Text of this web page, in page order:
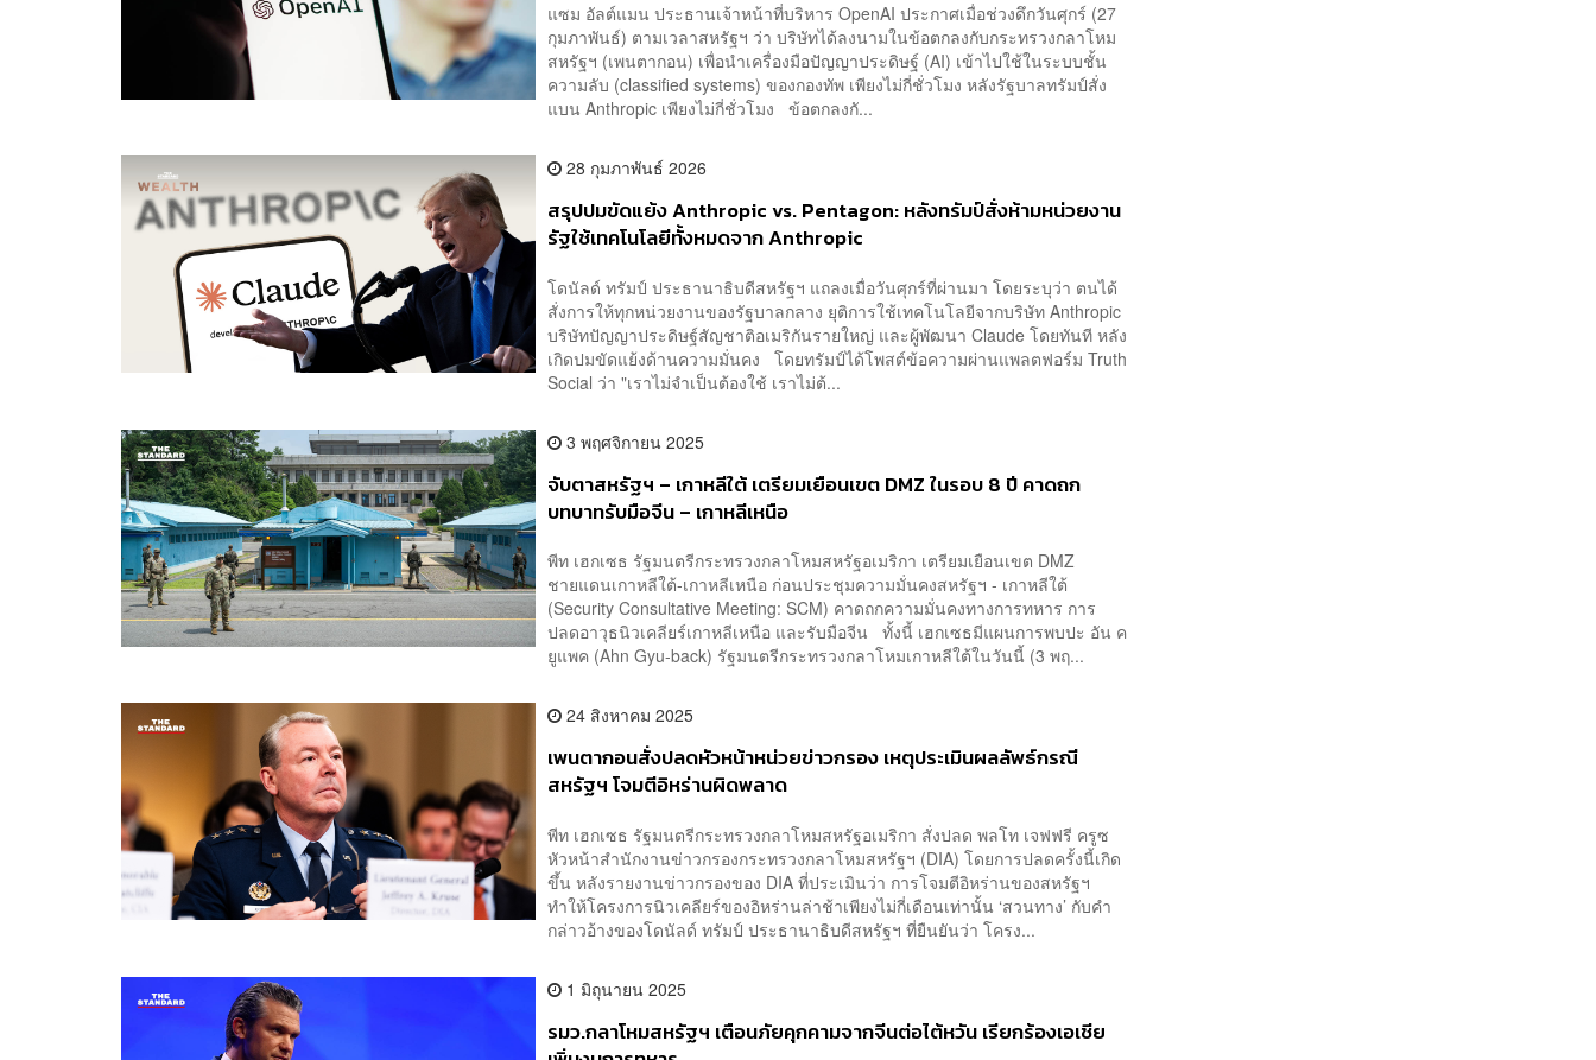
แซม อัลต์แมน ประธานเจ้าหน้าที่บริหาร OpenAI ประกาศเมื่อช่วงดึกวันศุกร์ (27
กุมภาพันธ์) ตามเวลาสหรัฐฯ ว่า บริษัทได้ลงนามในข้อตกลงกับกระทรวงกลาโหม
สหรัฐฯ (เพนตากอน) เพื่อนำเครื่องมือปัญญาประดิษฐ์ (AI) เข้าไปใช้ในระบบชั้น
ความลับ (classified systems) ของกองทัพ เพียงไม่กี่ชั่วโมง หลังรัฐบาลทรัมป์สั่ง
แบน Anthropic เพียงไม่กี่ชั่วโมง ข้อตกลงกั...
28 กุมภาพันธ์ 2026
สรุปปมขัดแย้ง Anthropic vs. Pentagon: หลังทรัมป์สั่งห้ามหน่วยงาน
รัฐใช้เทคโนโลยีทั้งหมดจาก Anthropic
โดนัลด์ ทรัมป์ ประธานาธิบดีสหรัฐฯ แถลงเมื่อวันศุกร์ที่ผ่านมา โดยระบุว่า ตนได้
สั่งการให้ทุกหน่วยงานของรัฐบาลกลาง ยุติการใช้เทคโนโลยีจากบริษัท Anthropic
บริษัทปัญญาประดิษฐ์สัญชาติอเมริกันรายใหญ่ และผู้พัฒนา Claude โดยทันที หลัง
เกิดปมขัดแย้งด้านความมั่นคง โดยทรัมป์ได้โพสต์ข้อความผ่านแพลตฟอร์ม Truth
Social ว่า "เราไม่จำเป็นต้องใช้ เราไม่ต้...
3 พฤศจิกายน 2025
จับตาสหรัฐฯ – เกาหลีใต้ เตรียมเยือนเขต DMZ ในรอบ 8 ปี คาดถก
บทบาทรับมือจีน – เกาหลีเหนือ
พีท เฮกเซธ รัฐมนตรีกระทรวงกลาโหมสหรัฐอเมริกา เตรียมเยือนเขต DMZ
ชายแดนเกาหลีใต้-เกาหลีเหนือ ก่อนประชุมความมั่นคงสหรัฐฯ - เกาหลีใต้
(Security Consultative Meeting: SCM) คาดถกความมั่นคงทางการทหาร การ
ปลดอาวุธนิวเคลียร์เกาหลีเหนือ และรับมือจีน ทั้งนี้ เฮกเซธมีแผนการพบปะ อัน ค
ยูแพค (Ahn Gyu-back) รัฐมนตรีกระทรวงกลาโหมเกาหลีใต้ในวันนี้ (3 พฤ...
24 สิงหาคม 2025
เพนตากอนสั่งปลดหัวหน้าหน่วยข่าวกรอง เหตุประเมินผลลัพธ์กรณี
สหรัฐฯ โจมตีอิหร่านผิดพลาด
พีท เฮกเซธ รัฐมนตรีกระทรวงกลาโหมสหรัฐอเมริกา สั่งปลด พลโท เจฟฟรี ครูซ
หัวหน้าสำนักงานข่าวกรองกระทรวงกลาโหมสหรัฐฯ (DIA) โดยการปลดครั้งนี้เกิด
ขึ้น หลังรายงานข่าวกรองของ DIA ที่ประเมินว่า การโจมตีอิหร่านของสหรัฐฯ
ทำให้โครงการนิวเคลียร์ของอิหร่านล่าช้าเพียงไม่กี่เดือนเท่านั้น ‘สวนทาง’ กับคำ
กล่าวอ้างของโดนัลด์ ทรัมป์ ประธานาธิบดีสหรัฐฯ ที่ยืนยันว่า โครง...
1 มิถุนายน 2025
รมว.กลาโหมสหรัฐฯ เตือนภัยคุกคามจากจีนต่อไต้หวัน เรียกร้องเอเชีย